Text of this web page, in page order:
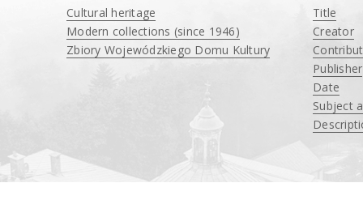
Cultural heritage
Modern collections (since 1946)
Zbiory Wojewódzkiego Domu Kultury
Title
Creator
Publisher
Date
Subject